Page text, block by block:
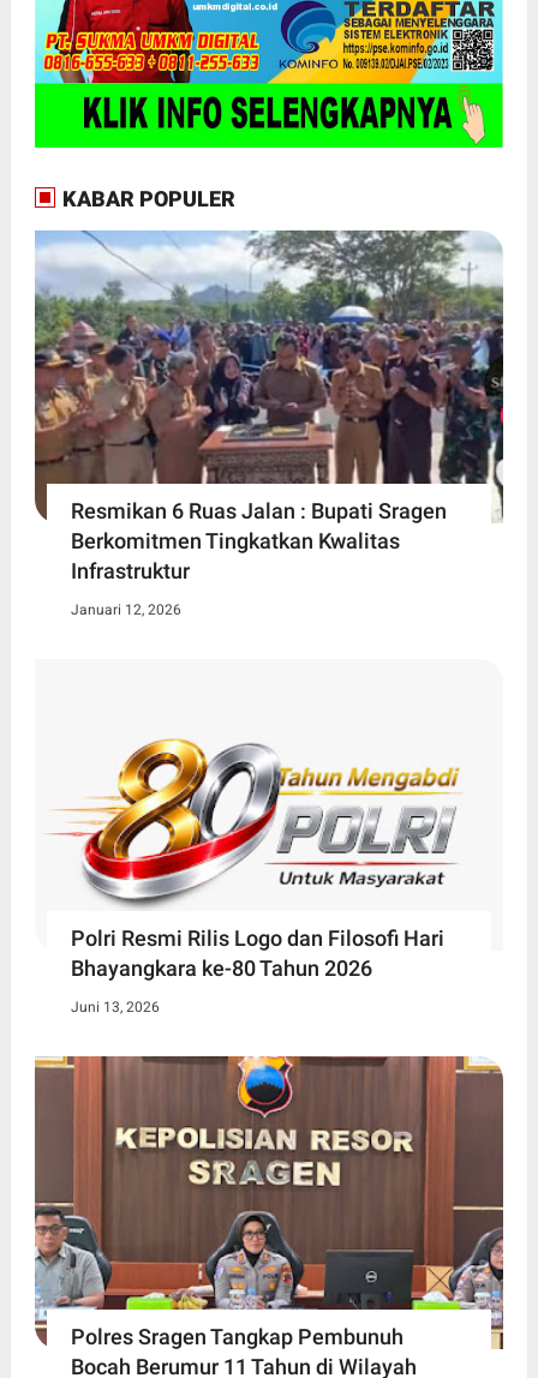
KABAR POPULER
Resmikan 6 Ruas Jalan : Bupati Sragen
Berkomitmen Tingkatkan Kwalitas
Infrastruktur
Januari 12, 2026
Polri Resmi Rilis Logo dan Filosofi Hari
Bhayangkara ke-80 Tahun 2026
Juni 13, 2026
Polres Sragen Tangkap Pembunuh
Bocah Berumur 11 Tahun di Wilayah